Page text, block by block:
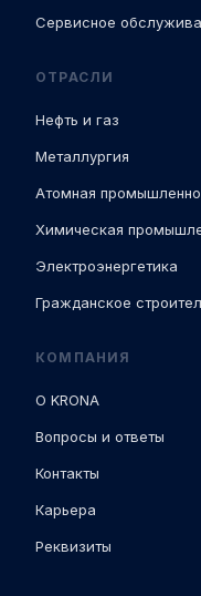
Сервисное
ОТРАСЛИ
Нефть и газ
Металлургия
Атомная
Химическая
Электроэнергетика
Гражданское
КОМПАНИЯ
О KRONA
Вопросы и ответы
Контакты
Карьера
Реквизиты